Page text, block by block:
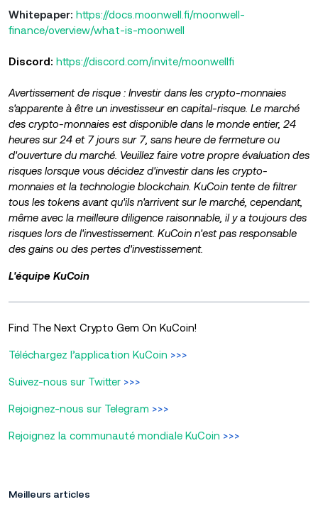
Whitepaper: https://docs.moonwell.fi/moonwell-
finance/overview/what-is-moonwell
Discord: https://discord.com/invite/moonwellfi
Avertissement de risque : Investir dans les crypto-monnaies
s'apparente à être un investisseur en capital-risque. Le marché
des crypto-monnaies est disponible dans le monde entier, 24
heures sur 24 et 7 jours sur 7, sans heure de fermeture ou
d'ouverture du marché. Veuillez faire votre propre évaluation des
risques lorsque vous décidez d'investir dans les crypto-
monnaies et la technologie blockchain. KuCoin tente de filtrer
tous les tokens avant qu'ils n'arrivent sur le marché, cependant,
même avec la meilleure diligence raisonnable, il y a toujours des
risques lors de l'investissement. KuCoin n'est pas responsable
des gains ou des pertes d'investissement.
L'équipe KuCoin
Find The Next Crypto Gem On KuCoin!
Téléchargez l’application KuCoin >>>
Suivez-nous sur Twitter >>>
Rejoignez-nous sur Telegram >>>
Rejoignez la communauté mondiale KuCoin >>>
Meilleurs articles